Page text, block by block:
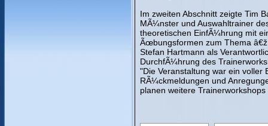
Im zweiten Abschnitt zeigte Tim
MÃ¼nster und Auswahltrainer
theoretischen EinfÃ¼hrung mit
Ãœbungsformen zum Thema
Stefan Hartmann als
DurchfÃ¼hrung des
"Die Veranstaltung war ein voller
RÃ¼ckmeldungen und
planen weitere